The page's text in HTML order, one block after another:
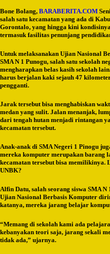
Bone Bolang, BARABERITA.COM
salah satu kecamatan yang ada di
Gorontalo, yang hingga kini
termasuk fasilitas penunjang
Untuk melaksanakan Ujian Nasional
SMA N 1 Punogu, salah satu sekolah
mengharapkan belas kasih sekolah
harus berjalan kaki sejauh 47
pengganti.
Jarak tersebut bisa menghabiskan
medan yang sulit. Jalan menanjak,
dari tengah hutan menjadi rintangan
kecamatan tersebut.
Anak-anak di SMA Negeri 1 Pinogu
mereka komputer merupakan barang
kecamatan tersebut bisa memilikinya.
UNBK?
Alfin Datu, salah seorang siswa SMA
Ujian Nasional Berbasis Komputer
katanya, mereka jarang belajar
“Memang di sekolah kami ada
kebanyakan teori saja, jarang sekali
tidak ada,” ujarnya.